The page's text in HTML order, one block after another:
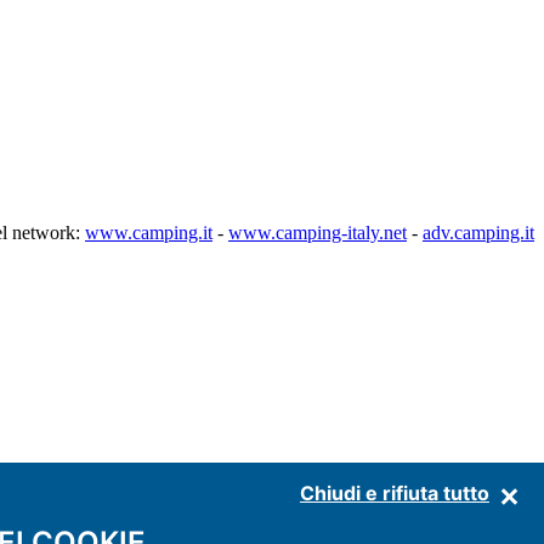
Chiudi e rifiuta tutto
network: www.camping.it - www.camping-italy.net - adv.camping.it